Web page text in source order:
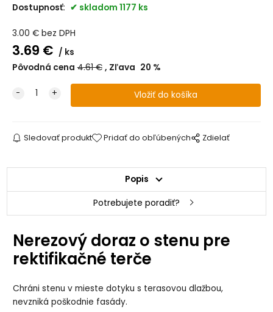
Dostupnosť: skladom 1177 ks
3.00 € bez DPH
3.69 €
ks
Pôvodná cena 4.61€ Zľava 20 %
Sledovať produkt Pridať do obľúbených Zdielať
Popis
Potrebujete poradiť?
Nerezový doraz o stenu pre
rektifikačné terče
Chráni stenu v mieste dotyku s terasovou dlažbou,
nevzniká poškodnie fasády.